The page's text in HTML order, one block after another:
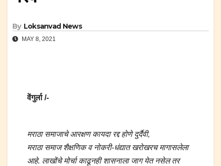
By Loksanvad News
MAY 8, 2021
वेंगुर्ला /-
मराठा समाजाचे आरक्षण कायदा रद्द होणे दुर्दैवी,
मराठा समाज शैक्षणिक व नोकरी-धंद्यात खरोखरच मागासलेला
आहे. लाखोंचे मोर्चा काढूनही शासनाला जाग येत नसेल तर